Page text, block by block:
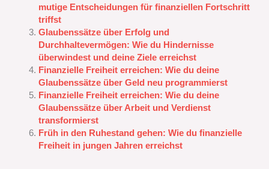
mutige Entscheidungen für finanziellen Fortschritt
triffst
Glaubenssätze über Erfolg und
Durchhaltevermögen: Wie du Hindernisse
überwindest und deine Ziele erreichst
Finanzielle Freiheit erreichen: Wie du deine
Glaubenssätze über Geld neu programmierst
Finanzielle Freiheit erreichen: Wie du deine
Glaubenssätze über Arbeit und Verdienst
transformierst
Früh in den Ruhestand gehen: Wie du finanzielle
Freiheit in jungen Jahren erreichst